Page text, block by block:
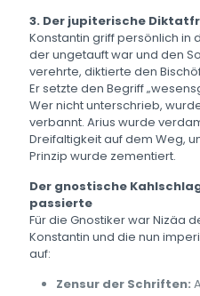
3. Der jupiterische
Konstantin griff persönlich in
der ungetauft war und den
verehrte, diktierte den
Er setzte den Begriff
Wer nicht unterschrieb,
verbannt. Arius wurde
Dreifaltigkeit auf dem Weg,
Prinzip wurde zementiert.
Der gnostische
passierte
Für die Gnostiker war Nizäa
Konstantin und die nun
auf:
Zensur der Schriften: